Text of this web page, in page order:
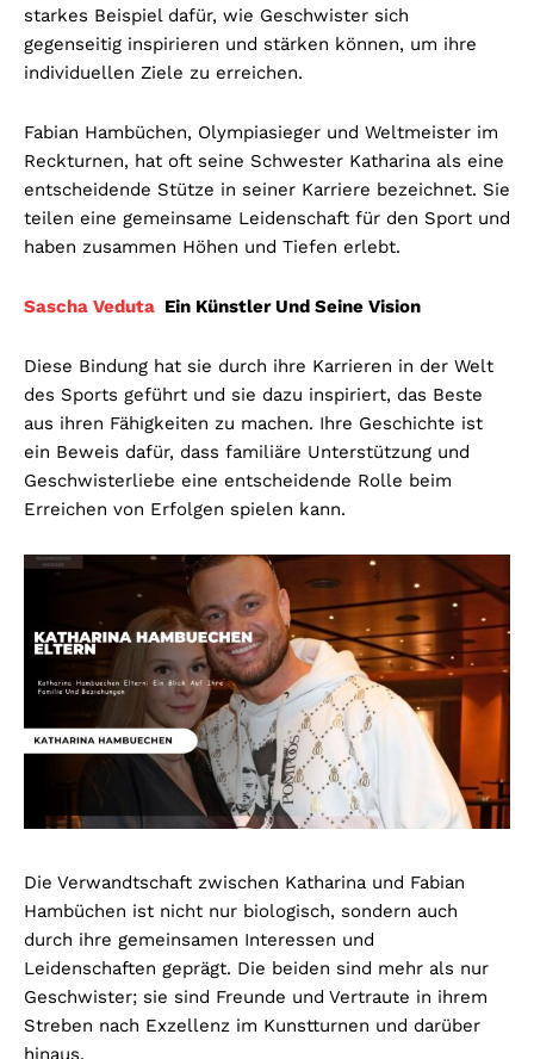
starkes Beispiel dafür, wie Geschwister sich
gegenseitig inspirieren und stärken können, um ihre
individuellen Ziele zu erreichen.
Fabian Hambüchen, Olympiasieger und Weltmeister im
Reckturnen, hat oft seine Schwester Katharina als eine
entscheidende Stütze in seiner Karriere bezeichnet. Sie
teilen eine gemeinsame Leidenschaft für den Sport und
haben zusammen Höhen und Tiefen erlebt.
Sascha Veduta Ein Künstler Und Seine Vision
Diese Bindung hat sie durch ihre Karrieren in der Welt
des Sports geführt und sie dazu inspiriert, das Beste
aus ihren Fähigkeiten zu machen. Ihre Geschichte ist
ein Beweis dafür, dass familiäre Unterstützung und
Geschwisterliebe eine entscheidende Rolle beim
Erreichen von Erfolgen spielen kann.
Die Verwandtschaft zwischen Katharina und Fabian
Hambüchen ist nicht nur biologisch, sondern auch
durch ihre gemeinsamen Interessen und
Leidenschaften geprägt. Die beiden sind mehr als nur
Geschwister; sie sind Freunde und Vertraute in ihrem
Streben nach Exzellenz im Kunstturnen und darüber
hinaus.